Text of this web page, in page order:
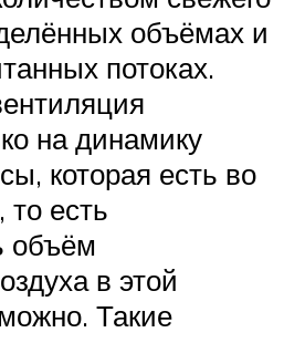
объёмах и
потоках.
на динамику
которая есть во
есть
объём
в этой
Такие